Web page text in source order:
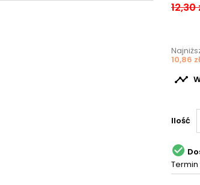
12,30
10,86 zł

Ilość

Termin